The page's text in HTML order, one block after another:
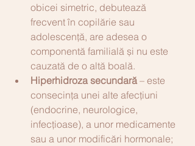
obicei simetric, debutează
frecvent în copilărie sau
adolescență, are adesea o
componentă familială și nu este
cauzată de o altă boală.
Hiperhidroza secundară – este
consecința unei alte afecțiuni
(endocrine, neurologice,
infecțioase), a unor medicamente
sau a unor modificări hormonale;